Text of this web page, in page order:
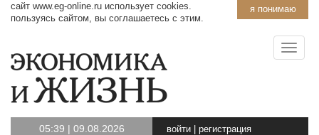
я понимаю
сайт www.eg-online.ru использует cookies.
пользуясь сайтом, вы соглашаетесь с этим.
05:39 | 09.08.2026 войти регистрация